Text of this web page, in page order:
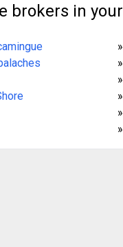
brokers in
»
»
»
»
»
»